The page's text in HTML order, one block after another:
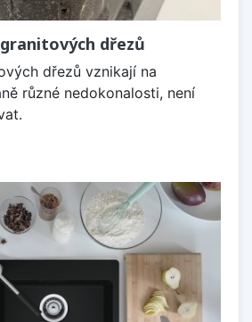
dřezů
dřezů vznikají na
různé nedokonalosti, není